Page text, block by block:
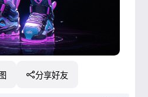
分享好友